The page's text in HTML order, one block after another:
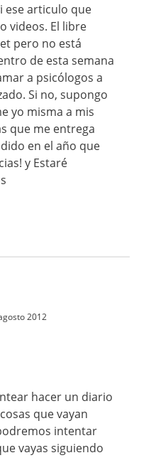
ese articulo que
videos. El libre
pero no está
de esta semana
a psicólogos a
Si no, supongo
yo misma a mis
que me entrega
en el año que
y Estaré
2012
hacer un diario
que vayan
intentar
vayas siguiendo